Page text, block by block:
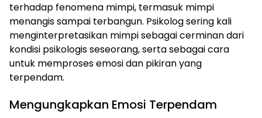
terhadap fenomena mimpi, termasuk mimpi
menangis sampai terbangun. Psikolog sering kali
menginterpretasikan mimpi sebagai cerminan dari
kondisi psikologis seseorang, serta sebagai cara
untuk memproses emosi dan pikiran yang
terpendam.
Mengungkapkan Emosi Terpendam